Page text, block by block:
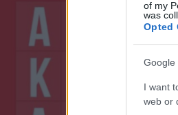
of my
was
Opted
Google
I want
web or